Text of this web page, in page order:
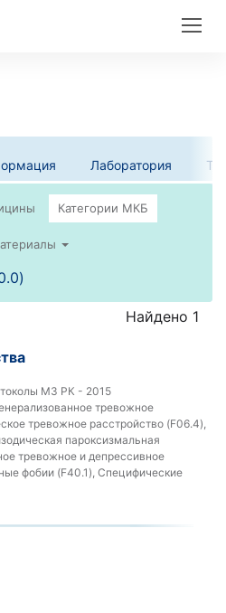
Лаборатория
Найдено 1
МЗ РК - 2015
тревожное
тревожное расстройство (F06.4),
пароксизмальная
тревожное и депрессивное
фобии (F40.1), Специфические